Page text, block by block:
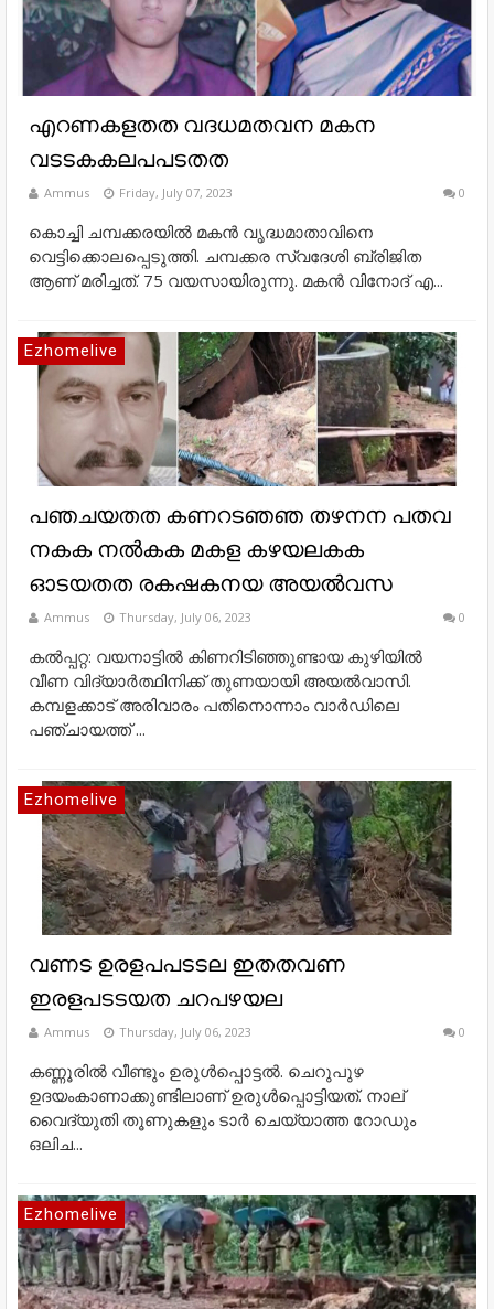
എറണകളതത വദധമതവന മകന
വടടകകലപപടതത
Ammus Friday, July 07, 2023 0
കൊച്ചി ചമ്പക്കരയില്‍ മകന്‍ വൃദ്ധമാതാവിനെ
വെട്ടിക്കൊലപ്പെടുത്തി. ചമ്പക്കര സ്വദേശി ബ്രിജിത
ആണ് മരിച്ചത്. 75 വയസായിരുന്നു. മകന്‍ വിനോദ് എ...
Ezhomelive
പഞചയതത കണറടഞഞ തഴനന പതവ
നകക നൽകക മകള കഴയലകക
ഓടയതത രകഷകനയ അയൽവസ
Ammus Thursday, July 06, 2023 0
കൽപ്പറ്റ: വയനാട്ടിൽ കിണറിടിഞ്ഞുണ്ടായ കുഴിയിൽ
വീണ വിദ്യാർത്ഥിനിക്ക് തുണയായി അയൽവാസി.
കമ്പളക്കാട് അരിവാരം പതിനൊന്നാം വാർഡിലെ
പഞ്ചായത്ത് ...
Ezhomelive
വണട ഉരളപപടടല ഇതതവണ
ഇരളപടടയത ചറപഴയല
Ammus Thursday, July 06, 2023 0
കണ്ണൂരില്‍ വീണ്ടും ഉരുള്‍പ്പൊട്ടല്‍. ചെറുപുഴ
ഉദയംകാണാക്കുണ്ടിലാണ് ഉരുള്‍പ്പൊട്ടിയത്. നാല്
വൈദ്യുതി തൂണുകളും ടാര്‍ ചെയ്യാത്ത റോഡും
ഒലിച...
Ezhomelive